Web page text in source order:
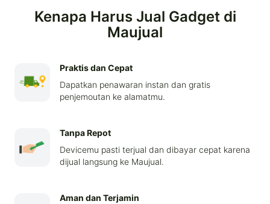
Kenapa Harus Jual Gadget di
Maujual
Praktis dan Cepat
Dapatkan penawaran instan dan gratis
penjemoutan ke alamatmu.
Tanpa Repot
Devicemu pasti terjual dan dibayar cepat karena
dijual langsung ke Maujual.
Aman dan Terjamin